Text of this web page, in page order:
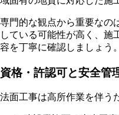
専門的な観点から重要なの
している可能性が高く、施
容を丁寧に確認しましょう。
資格・許認可と安全管
法面工事は高所作業を伴う